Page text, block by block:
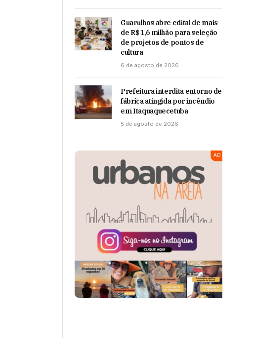
Guarulhos abre edital de mais
de R$ 1,6 milhão para seleção
de projetos de pontos de
cultura
6 de agosto de 2026
Prefeitura interdita entorno de
fábrica atingida por incêndio
em Itaquaquecetuba
5 de agosto de 2026